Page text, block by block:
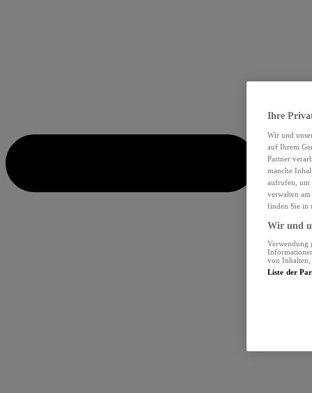
Ihre
Wir und
auf Ihrem
Partner
manche
aufrufen, um
verwalten
finden Sie in
Wir und
Verwendung
von Inhalten,
Liste der